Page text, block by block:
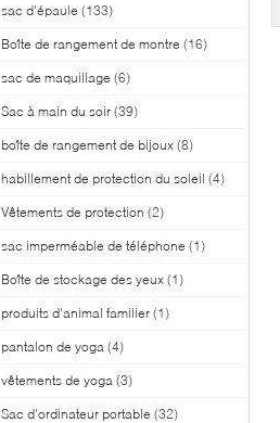
sac d'épaule (133)
Boîte de rangement de montre (16)
sac de maquillage (6)
Sac à main du soir (39)
boîte de rangement de bijoux (8)
habillement de protection du soleil (4)
Vêtements de protection (2)
sac imperméable de téléphone (1)
Boîte de stockage des yeux (1)
produits d'animal familier (1)
pantalon de yoga (4)
vêtements de yoga (3)
Sac d'ordinateur portable (32)